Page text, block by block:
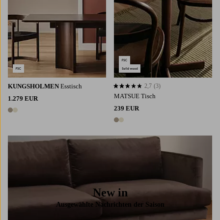
KUNGSHOLMEN Esstisch
1.279 EUR
2 Farben
MATSUE Tisch
239 EUR
2 Farben
2,7 basierend auf 3 Bewertungen
2,7 (3)
New in
Ausgewählte Nachrichten der Saison